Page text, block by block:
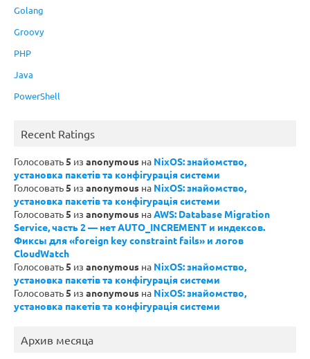
Golang
Groovy
PHP
Java
PowerShell
Recent Ratings
Голосовать5 из anonymous на NixOS: знайомство,
установка пакетів та конфігурація системи
Голосовать5 из anonymous на NixOS: знайомство,
установка пакетів та конфігурація системи
Голосовать5 из anonymous наAWS: Database Migration
Service, часть 2 — нет AUTO_INCREMENT и индексов.
Фиксы для «foreign key constraint fails» и логов
CloudWatch
Голосовать5 из anonymous на NixOS: знайомство,
установка пакетів та конфігурація системи
Голосовать5 из anonymous на NixOS: знайомство,
установка пакетів та конфігурація системи
Архив месяца